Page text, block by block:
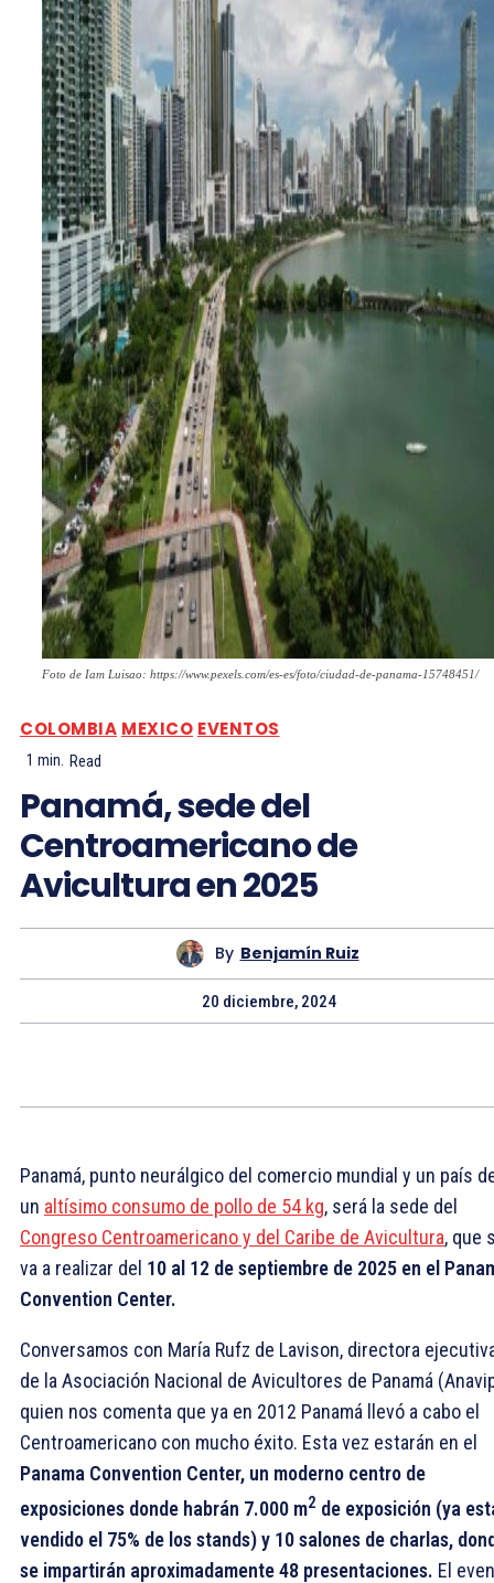
Foto de Iam Luisao: https://www.pexels.com/es-es/foto/ciudad-de-panama-15748451/
COLOMBIA MEXICO EVENTOS
1 min. Read
Panamá, sede del
Centroamericano de
Avicultura en 2025
By Benjamín Ruiz
20 diciembre, 2024
Panamá, punto neurálgico del comercio mundial y un país
un altísimo consumo de pollo de 54 kg, será la sede del
Congreso Centroamericano y del Caribe de Avicultura, que
va a realizar del 10 al 12 de septiembre de 2025 en el
Convention Center.
Conversamos con María Rufz de Lavison, directora
de la Asociación Nacional de Avicultores de Panamá
quien nos comenta que ya en 2012 Panamá llevó a cabo el
Centroamericano con mucho éxito. Esta vez estarán en el
Panama Convention Center, un moderno centro de
exposiciones donde habrán 7.000 m2 de exposición (ya
vendido el 75% de los stands) y 10 salones de charlas,
se impartirán aproximadamente 48 presentaciones. El